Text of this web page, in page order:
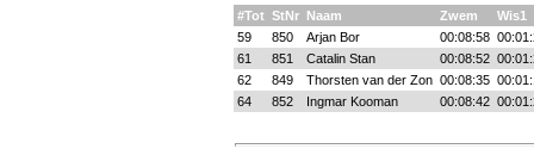
#Tot StNr Naam Zwem
Wis1
59
850 Arjan Bor 00:08:58
61
851 Catalin Stan 00:08:52
62
849 Thorsten van der Zon 00:08:35
64
852 Ingmar Kooman 00:08:42